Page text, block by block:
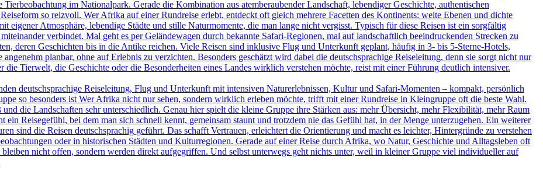
im Nationalpark. Gerade die Kombination aus atemberaubender Landschaft, lebendiger Geschichte, authentischen
so reizvoll. Wer Afrika auf einer Rundreise erlebt, entdeckt oft gleich mehrere Facetten des Kontinents: weite Ebenen und dichte
eigener Atmosphäre, lebendige Städte und stille Naturmomente, die man lange nicht vergisst. Typisch für diese Reisen ist ein sorgfältig
verbindet. Mal geht es per Geländewagen durch bekannte Safari-Regionen, mal auf landschaftlich beeindruckenden Strecken zu
deren Geschichten bis in die Antike reichen. Viele Reisen sind inklusive Flug und Unterkunft geplant, häufig in 3- bis 5-Sterne-Hotels,
planbar, ohne auf Erlebnis zu verzichten. Besonders geschätzt wird dabei die deutschsprachige Reiseleitung, denn sie sorgt nicht nur
Tierwelt, die Geschichte oder die Besonderheiten eines Landes wirklich verstehen möchte, reist mit einer Führung deutlich intensiver.
deutschsprachige Reiseleitung, Flug und Unterkunft mit intensiven Naturerlebnissen, Kultur und Safari-Momenten – kompakt, persönlich
so besonders ist Wer Afrika nicht nur sehen, sondern wirklich erleben möchte, trifft mit einer Rundreise in Kleingruppe oft die beste Wahl.
die Landschaften sehr unterschiedlich. Genau hier spielt die kleine Gruppe ihre Stärken aus: mehr Übersicht, mehr Flexibilität, mehr Raum
ein Reisegefühl, bei dem man sich schnell kennt, gemeinsam staunt und trotzdem nie das Gefühl hat, in der Menge unterzugehen. Ein weiterer
sind die Reisen deutschsprachig geführt. Das schafft Vertrauen, erleichtert die Orientierung und macht es leichter, Hintergründe zu verstehen
oder in historischen Städten und Kulturregionen. Gerade auf einer Reise durch Afrika, wo Natur, Geschichte und Alltagsleben oft
nicht offen, sondern werden direkt aufgegriffen. Und selbst unterwegs geht nichts unter, weil in kleiner Gruppe viel individueller auf